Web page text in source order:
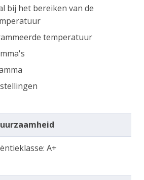
bij het bereiken van de
temperatuur
A+